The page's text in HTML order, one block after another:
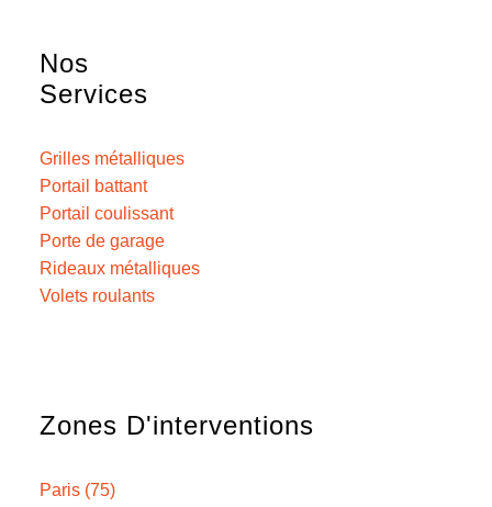
Nos
Services
Grilles métalliques
Portail battant
Portail coulissant
Porte de garage
Rideaux métalliques
Volets roulants
Zones D'interventions
Paris (75)